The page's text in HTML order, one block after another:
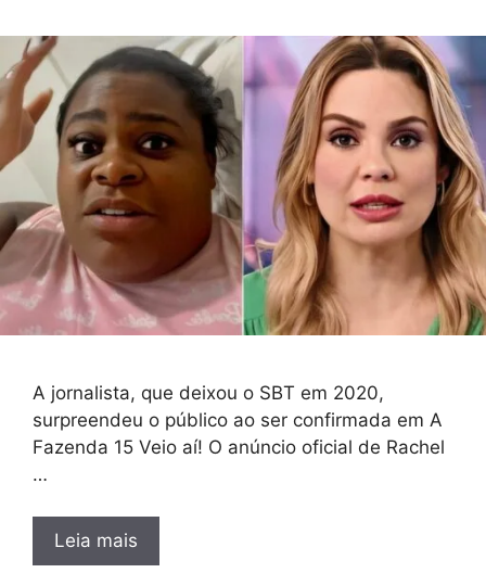
A jornalista, que deixou o SBT em 2020,
surpreendeu o público ao ser confirmada em A
Fazenda 15 Veio aí! O anúncio oficial de Rachel
…
Leia mais